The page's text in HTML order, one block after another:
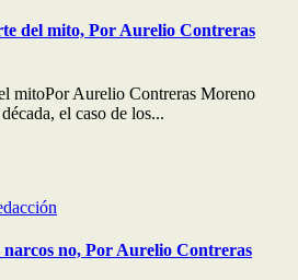
del mito, Por Aurelio Contreras
mitoPor Aurelio Contreras Moreno
el caso de los...
no, Por Aurelio Contreras